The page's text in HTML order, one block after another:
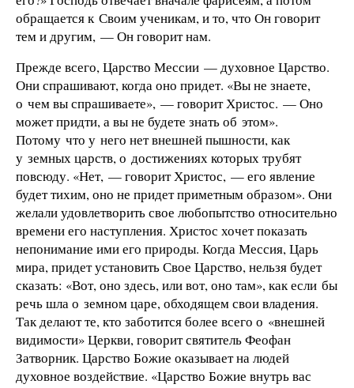
обращается к Своим ученикам, и то, что Он говорит
тем и другим, — Он говорит нам.
Прежде всего, Царство Мессии — духовное Царство.
Они спрашивают, когда оно придет. «Вы не знаете,
о чем вы спрашиваете», — говорит Христос. — Оно
может придти, а вы не будете знать об этом».
Потому что у него нет внешней пышности, как
у земных царств, о достижениях которых трубят
повсюду. «Нет, — говорит Христос, — его явление
будет тихим, оно не придет приметным образом». Они
желали удовлетворить свое любопытство относительно
времени его наступления. Христос хочет показать
непонимание ими его природы. Когда Мессия, Царь
мира, придет установить Свое Царство, нельзя будет
сказать: «Вот, оно здесь, или вот, оно там», как если бы
речь шла о земном царе, обходящем свои владения.
Так делают те, кто заботится более всего о «внешней
видимости» Церкви, говорит святитель Феофан
Затворник. Царство Божие оказывает на людей
духовное воздействие. «Царство Божие внутрь вас